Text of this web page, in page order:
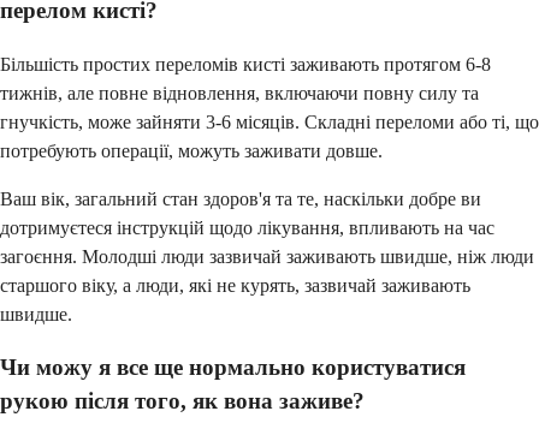
перелом кисті?
Більшість простих переломів кисті заживають протягом 6-8
тижнів, але повне відновлення, включаючи повну силу та
гнучкість, може зайняти 3-6 місяців. Складні переломи або ті, що
потребують операції, можуть заживати довше.
Ваш вік, загальний стан здоров'я та те, наскільки добре ви
дотримуєтеся інструкцій щодо лікування, впливають на час
загоєння. Молодші люди зазвичай заживають швидше, ніж люди
старшого віку, а люди, які не курять, зазвичай заживають
швидше.
Чи можу я все ще нормально користуватися
рукою після того, як вона заживе?